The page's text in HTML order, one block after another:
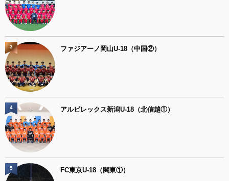
ファジアーノ岡山U-18（中国②）
3
アルビレックス新潟U-18（北信越①）
4
FC東京U-18（関東①）
5